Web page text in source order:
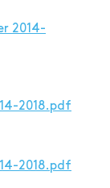
2014-
2018.pdf
2018.pdf